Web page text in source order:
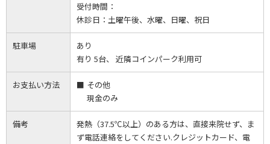
受付時間：
休診日： 土曜午後、水曜、日曜、祝日
駐車場
あり
有り 5台、 近隣コインパーク利用可
お支払い方法
その他
現金のみ
備考
発熱（37.5℃以上）のある方は、直接来院せず、ま
ず電話連絡をしてください.クレジットカード、電